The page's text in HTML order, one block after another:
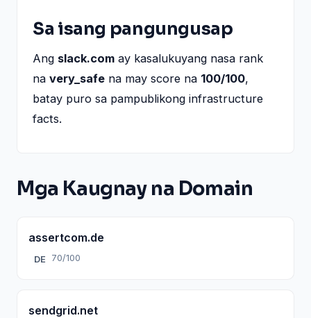
Sa isang pangungusap
Ang slack.com ay kasalukuyang nasa rank
na very_safe na may score na 100/100,
batay puro sa pampublikong infrastructure
facts.
Mga Kaugnay na Domain
assertcom.de
DE 70/100
sendgrid.net